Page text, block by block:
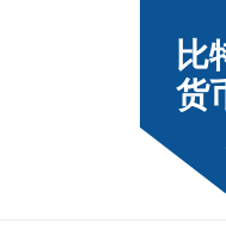
比
货